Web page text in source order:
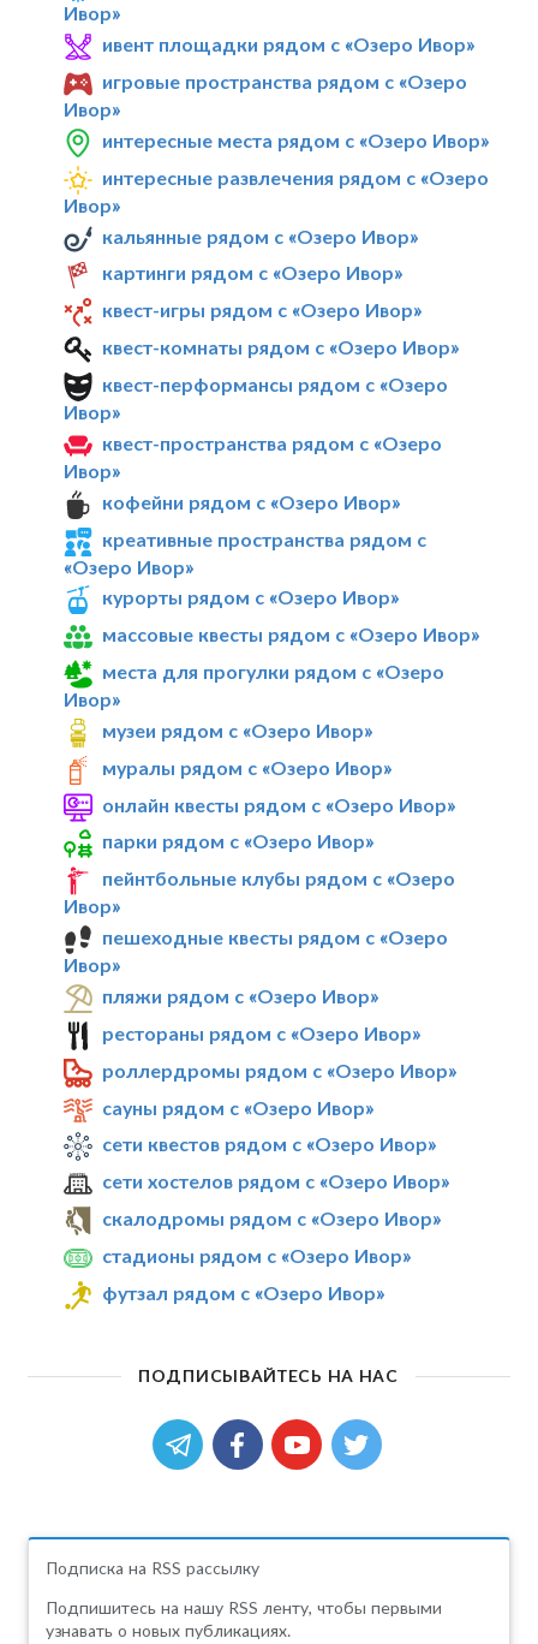
Ивор»
ивент площадки рядом с «Озеро Ивор»
игровые пространства рядом с «Озеро
Ивор»
интересные места рядом с «Озеро Ивор»
интересные развлечения рядом с «Озеро
Ивор»
кальянные рядом с «Озеро Ивор»
картинги рядом с «Озеро Ивор»
квест-игры рядом с «Озеро Ивор»
квест-комнаты рядом с «Озеро Ивор»
квест-перформансы рядом с «Озеро
Ивор»
квест-пространства рядом с «Озеро
Ивор»
кофейни рядом с «Озеро Ивор»
креативные пространства рядом с
«Озеро Ивор»
курорты рядом с «Озеро Ивор»
массовые квесты рядом с «Озеро Ивор»
места для прогулки рядом с «Озеро
Ивор»
музеи рядом с «Озеро Ивор»
муралы рядом с «Озеро Ивор»
онлайн квесты рядом с «Озеро Ивор»
парки рядом с «Озеро Ивор»
пейнтбольные клубы рядом с «Озеро
Ивор»
пешеходные квесты рядом с «Озеро
Ивор»
пляжи рядом с «Озеро Ивор»
рестораны рядом с «Озеро Ивор»
роллердромы рядом с «Озеро Ивор»
сауны рядом с «Озеро Ивор»
сети квестов рядом с «Озеро Ивор»
сети хостелов рядом с «Озеро Ивор»
скалодромы рядом с «Озеро Ивор»
стадионы рядом с «Озеро Ивор»
футзал рядом с «Озеро Ивор»
ПОДПИСЫВАЙТЕСЬ НА НАС
Подписка на RSS рассылку
Подпишитесь на нашу RSS ленту, чтобы первыми
узнавать о новых публикациях.